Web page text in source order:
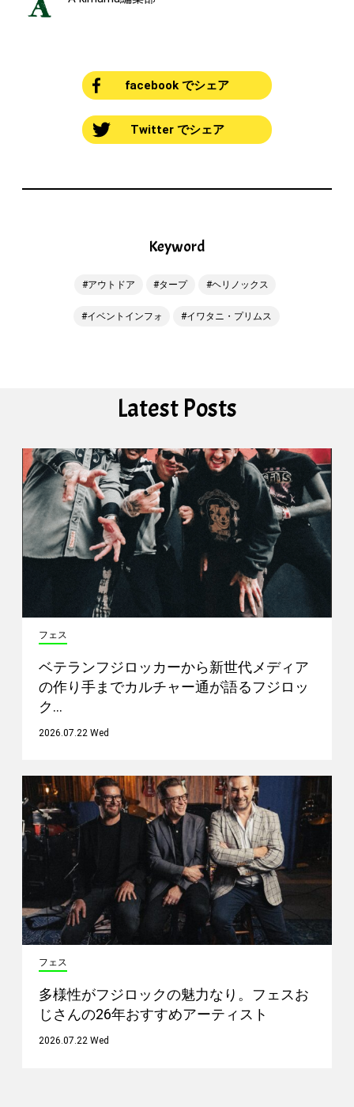
facebook でシェア
Twitter でシェア
Keyword
アウトドア タープ ヘリノックス
イベントインフォ イワタニ・プリムス
Latest Posts
フェス
ベテランフジロッカーから新世代メディア
の作り手までカルチャー通が語るフジロッ
ク…
2026.07.22 Wed
フェス
多様性がフジロックの魅力なり。フェスお
じさんの26年おすすめアーティスト
2026.07.22 Wed